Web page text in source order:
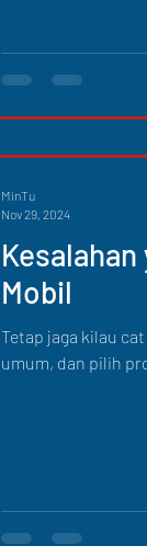
Mobil
Tetap jaga kilau
umum, dan pilih
MinTu
Nov 29, 2024